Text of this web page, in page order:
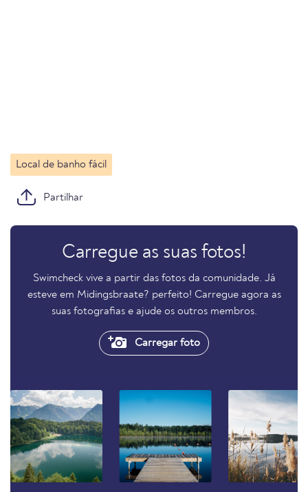
Local de banho fácil
Partilhar
Carregue as suas fotos!
Swimcheck vive a partir das fotos da comunidade. Já
esteve em Midingsbraate? perfeito! Carregue agora as
suas fotografias e ajude os outros membros.
Carregar foto